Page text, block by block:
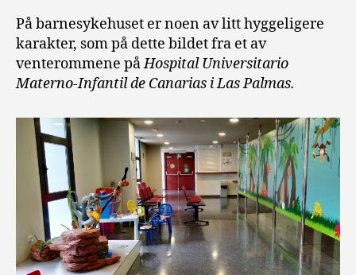
På barnesykehuset er noen av litt hyggeligere
karakter, som på dette bildet fra et av
venterommene påHospital Universitario
Materno-Infantil de Canarias i Las Palmas.